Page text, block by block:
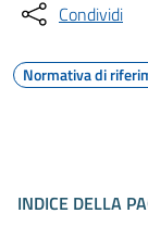
Condividi
Normativa di
INDICE DELLA